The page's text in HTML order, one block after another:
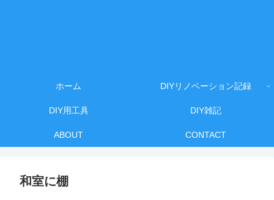
ホーム DIYリノベーション記録
DIY用工具 DIY雑記
ABOUT CONTACT
和室に棚